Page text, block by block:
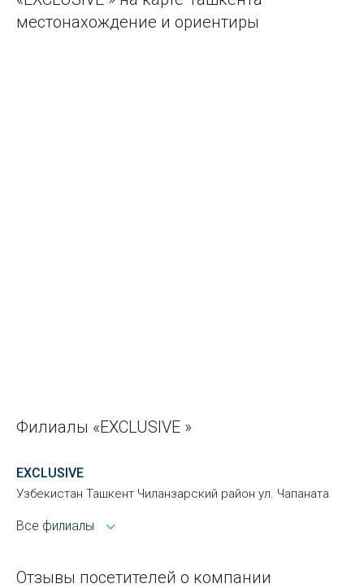
местонахождение и ориентиры
Филиалы «EXCLUSIVE »
EXCLUSIVE
Узбекистан Ташкент Чиланзарский район ул. Чапаната
Все филиалы
Отзывы посетителей о компании